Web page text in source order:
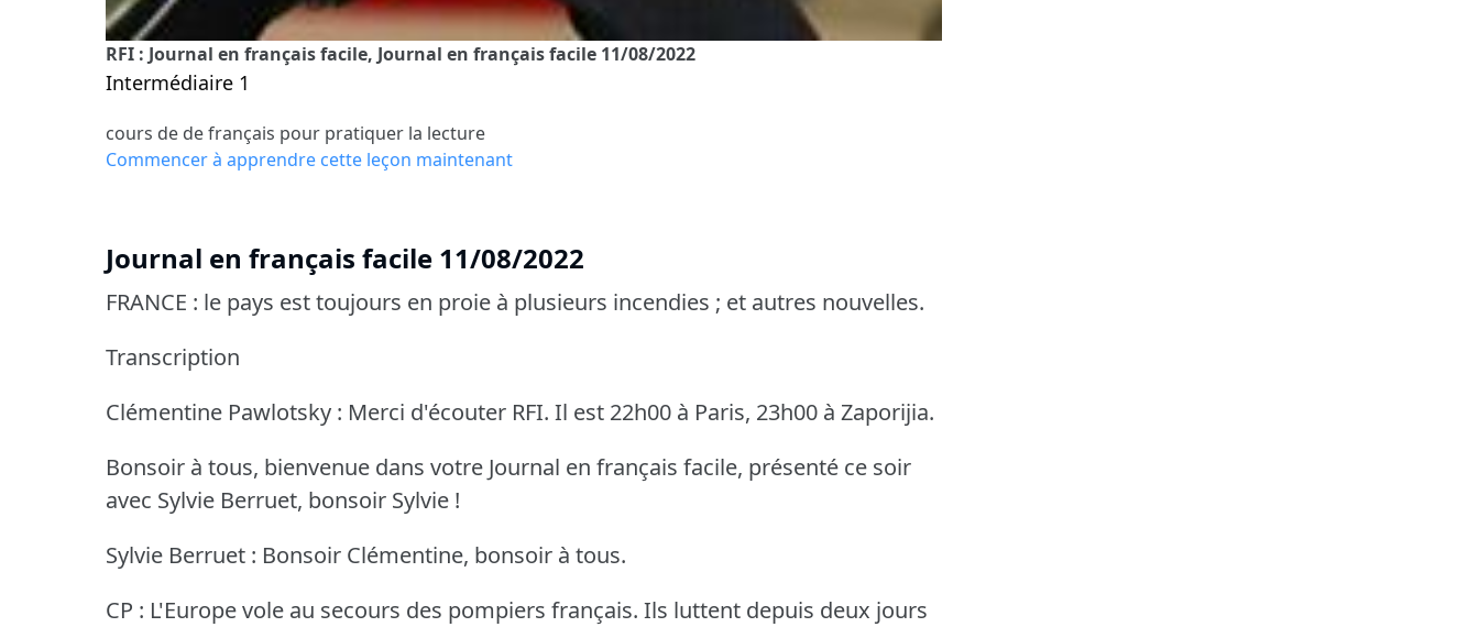
RFI : Journal en français facile, Journal en français facile 11/08/2022
Intermédiaire 1
cours de de français pour pratiquer la lecture
Commencer à apprendre cette leçon maintenant
Journal en français facile 11/08/2022
FRANCE : le pays est toujours en proie à plusieurs incendies ; et autres nouvelles.
Transcription
Clémentine Pawlotsky : Merci d'écouter RFI. Il est 22h00 à Paris, 23h00 à Zaporijia.
Bonsoir à tous, bienvenue dans votre Journal en français facile, présenté ce soir
avec Sylvie Berruet, bonsoir Sylvie !
Sylvie Berruet : Bonsoir Clémentine, bonsoir à tous.
CP : L'Europe vole au secours des pompiers français. Ils luttent depuis deux jours